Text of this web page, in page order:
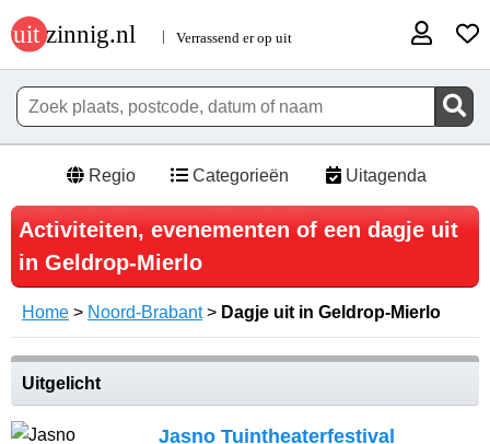
Regio Categorieën Uitagenda
Activiteiten, evenementen of een dagje uit
in Geldrop-Mierlo
Home > Noord-Brabant> Dagje uit in Geldrop-Mierlo
Uitgelicht
Jasno Tuintheaterfestival